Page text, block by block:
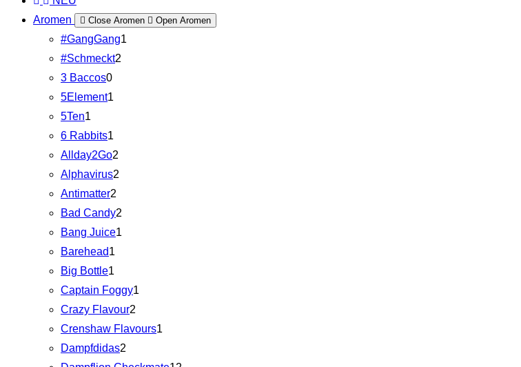
Aromen
Close Aromen Open Aromen
#GangGang1
#Schmeckt2
3 Baccos0
5Element1
5Ten1
6 Rabbits1
Allday2Go2
Alphavirus2
Antimatter2
Bad Candy2
Bang Juice1
Barehead1
Big Bottle1
Captain Foggy1
Crazy Flavour2
Crenshaw Flavours1
Dampfdidas2